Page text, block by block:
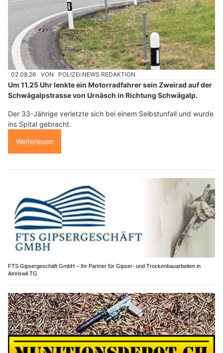
02.08.26 VON POLIZEI.NEWS REDAKTION
Um 11.25 Uhr lenkte ein Motorradfahrer sein Zweirad auf der
Schwägalpstrasse von Urnäsch in Richtung Schwägalp.
Der 33-Jährige verletzte sich bei einem Selbstunfall und wurde
ins Spital gebracht.
Weiterlesen
FTS Gipsergeschäft GmbH – Ihr Partner für Gipser- und Trockenbauarbeiten in
Amriswil TG